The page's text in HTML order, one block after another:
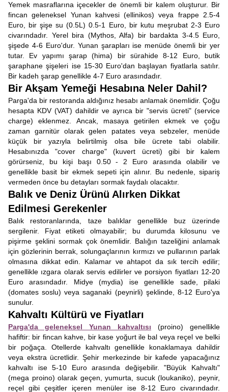
Yemek masraflarına içecekler de önemli bir kalem oluşturur. Bir
fincan geleneksel Yunan kahvesi (ellinikos) veya frappe 2.5-4
Euro, bir şişe su (0.5L) 0.5-1 Euro, bir kutu meşrubat 2-3 Euro
civarındadır. Yerel bira (Mythos, Alfa) bir bardakta 3-4.5 Euro,
şişede 4-6 Euro'dur. Yunan şarapları ise menüde önemli bir yer
tutar. Ev yapımı şarap (hima) bir sürahide 8-12 Euro, butik
şaraphane şişeleri ise 15-30 Euro'dan başlayan fiyatlarla satılır.
Bir kadeh şarap genellikle 4-7 Euro arasındadır.
Bir Akşam Yemeği Hesabına Neler Dahil?
Parga'da bir restoranda aldığınız hesabı anlamak önemlidir. Çoğu
hesapta KDV (VAT) dahildir ve ayrıca bir "servis ücreti" (service
charge) eklenmez. Ancak, masaya getirilen ekmek ve çoğu
zaman garnitür olarak gelen patates veya sebzeler, menüde
küçük bir yazıyla belirtilmiş olsa bile ücrete tabi olabilir.
Hesabınızda "cover charge" (kuvert ücreti) gibi bir kalem
görürseniz, bu kişi başı 0.50 - 2 Euro arasında olabilir ve
genellikle basit bir ekmek sepeti için alınır. Bu nedenle, sipariş
vermeden önce bu detayları sormak faydalı olacaktır.
Balık ve Deniz Ürünü Alırken Dikkat
Edilmesi Gerekenler
Balık restoranlarında, taze balıklar genellikle buz üzerinde
sergilenir. Fiyat etiketi olmayabilir; bu durumda kilosunu ve
pişirme şeklini sormak çok önemlidir. Balığın tazeliğini anlamak
için gözlerinin berrak, solungaçlarının kırmızı ve pullarının parlak
olmasına dikkat edin. Kalamar ve ahtapot da sık tercih edilir;
genellikle ızgara olarak servis edilirler ve porsiyon fiyatları 12-20
Euro arasındadır. Midye (mydia) ise genellikle sade, pilaki
(domates soslu) veya saganaki (peynirli) şeklinde, 8-12 Euro'ya
sunulur.
Kahvaltı Kültürü ve Fiyatları
Parga'da geleneksel Yunan kahvaltısı (proino) genellikle
hafiftir: bir fincan kahve, bir kase yoğurt ile bal veya reçel ve belki
bir poğaça. Otellerde kahvaltı genellikle konaklamaya dahildir
veya ekstra ücretlidir. Şehir merkezinde bir kafede yapacağınız
kahvaltı ise 5-10 Euro arasında değişebilir. "Büyük Kahvaltı"
(mega proino) olarak geçen, yumurta, sucuk (loukaniko), peynir,
reçel gibi çeşitler içeren menüler ise 8-12 Euro civarındadır.